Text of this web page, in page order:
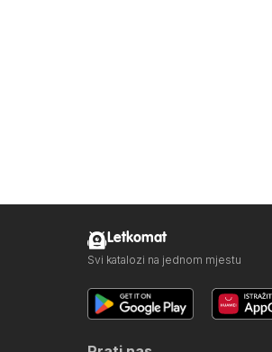
Letkomat
Svi katalozi na jednom mjestu